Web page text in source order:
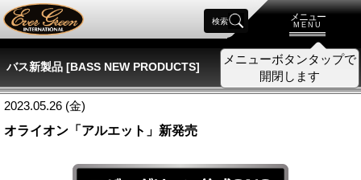
メニュー
MENU
メニューボタンタップで
開閉します
検索
バス新製品 [BASS NEW PRODUCTS]
2023.05.26 (金)
オライオン「アルエット」新発売